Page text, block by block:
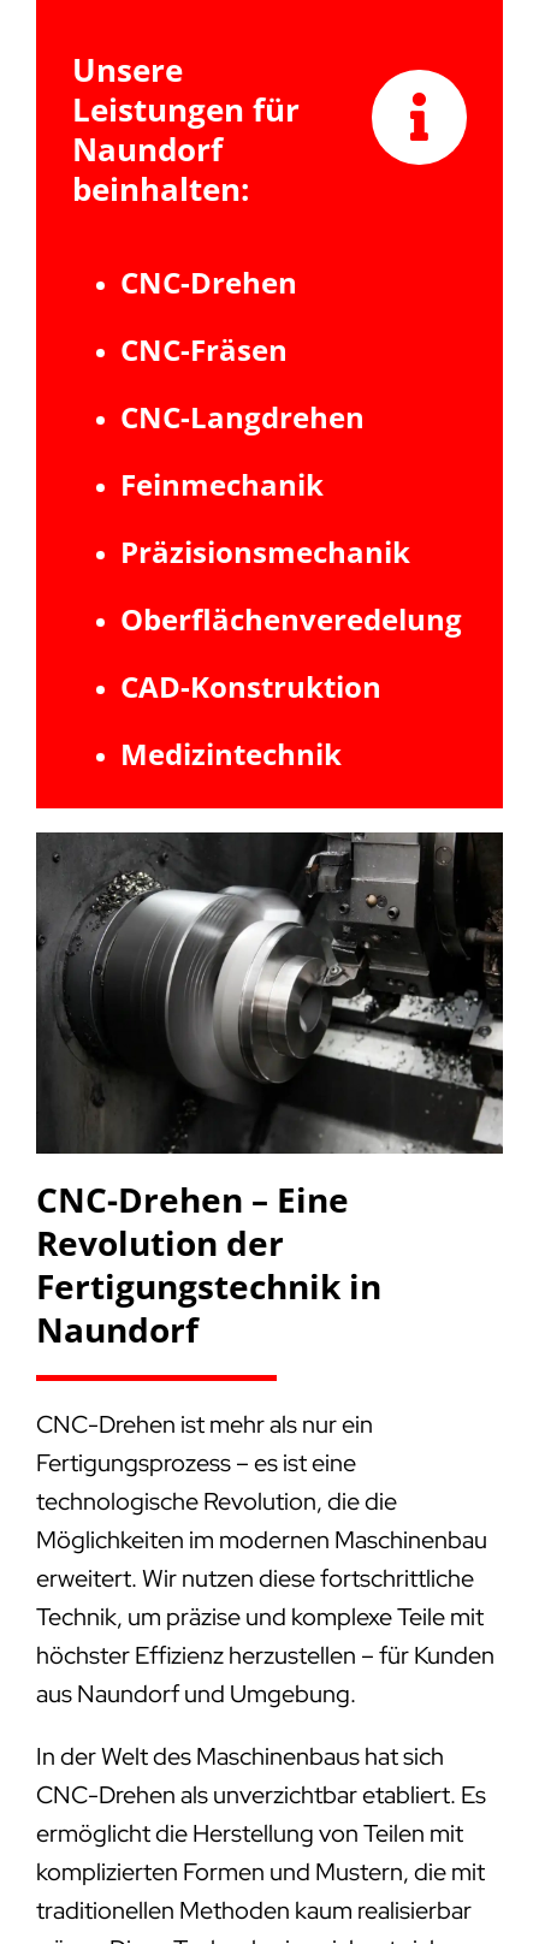
Unsere
Leistungen für
Naundorf
beinhalten:
CNC-Drehen
CNC-Fräsen
CNC-Langdrehen
Feinmechanik
Präzisionsmechanik
Oberflächenveredelung
CAD-Konstruktion
Medizintechnik
CNC-Drehen – Eine
Revolution der
Fertigungstechnik in
Naundorf
CNC-Drehen ist mehr als nur ein
Fertigungsprozess – es ist eine
technologische Revolution, die die
Möglichkeiten im modernen Maschinenbau
erweitert. Wir nutzen diese fortschrittliche
Technik, um präzise und komplexe Teile mit
höchster Effizienz herzustellen – für Kunden
aus Naundorf und Umgebung.
In der Welt des Maschinenbaus hat sich
CNC-Drehen als unverzichtbar etabliert. Es
ermöglicht die Herstellung von Teilen mit
komplizierten Formen und Mustern, die mit
traditionellen Methoden kaum realisierbar